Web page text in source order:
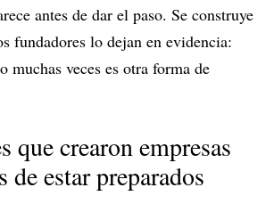
antes de dar el paso. Se construye
fundadores lo dejan en evidencia:
muchas veces es otra forma de
que crearon empresas
de estar preparados